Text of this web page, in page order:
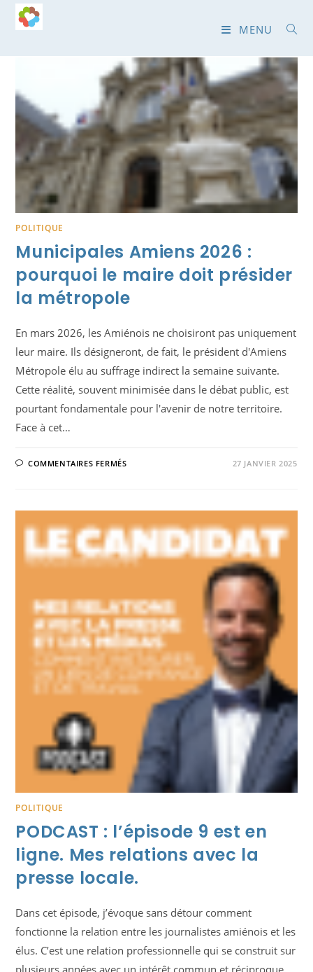
Skip
MENU
POLITIQUE
Municipales Amiens 2026 :
pourquoi le maire doit présider
la métropole
En mars 2026, les Amiénois ne choisiront pas uniquement
leur maire. Ils désigneront, de fait, le président d'Amiens
Métropole élu au suffrage indirect la semaine suivante.
Cette réalité, souvent minimisée dans le débat public, est
pourtant fondamentale pour l'avenir de notre territoire.
Face à cet…
COMMENTAIRES FERMÉSSUR
POURQUOI
MAIRE
DOIT
PRÉSIDER
LA
MÉTROPOLE
27 JANVIER 2025
POLITIQUE
PODCAST : l’épisode 9 est en
ligne. Mes relations avec la
presse locale.
Dans cet épisode, j’évoque sans détour comment
fonctionne la relation entre les journalistes amiénois et les
élus. C’est une relation professionnelle qui se construit sur
plusieurs années avec un intérêt commun et réciproque.